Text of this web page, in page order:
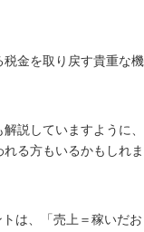
金を取り戻す貴重な機
説していますように、
る方もいるかもしれま
は、「売上＝稼いだお